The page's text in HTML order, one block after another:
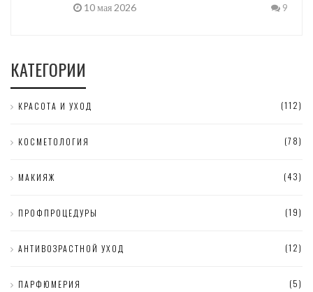
10 мая 2026 9
КАТЕГОРИИ
КРАСОТА И УХОД (112)
КОСМЕТОЛОГИЯ (78)
МАКИЯЖ (43)
ПРОФПРОЦЕДУРЫ (19)
АНТИВОЗРАСТНОЙ УХОД (12)
ПАРФЮМЕРИЯ (5)